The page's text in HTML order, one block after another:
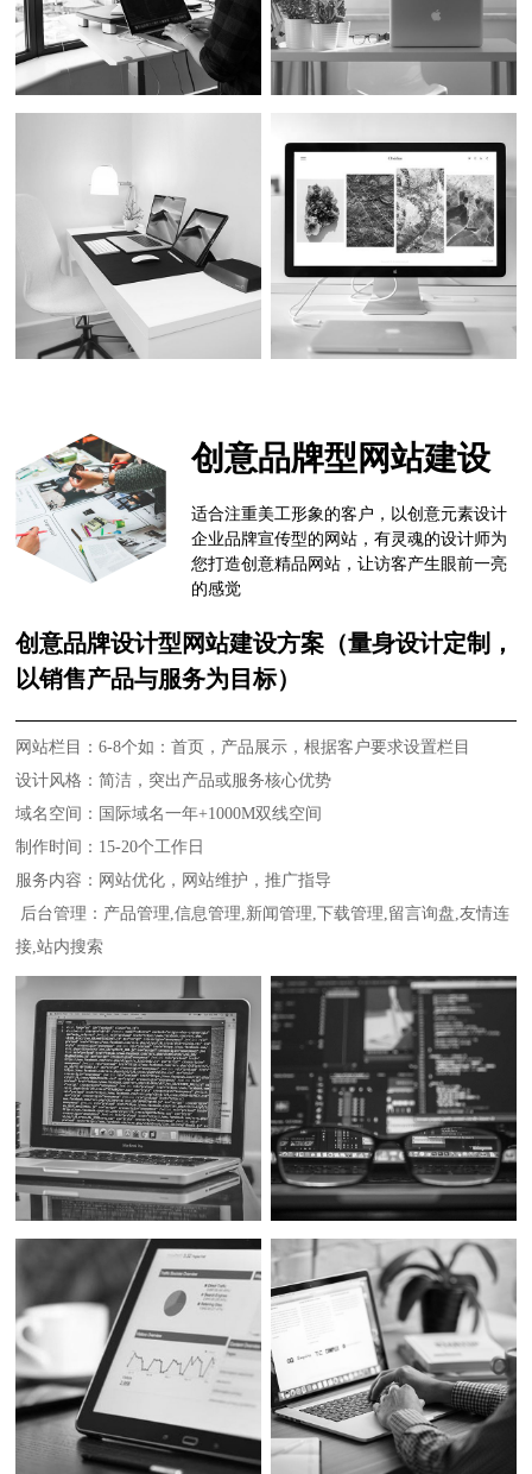
创意品牌型网站建设
适合注重美工形象的客户，以创意元素设计
企业品牌宣传型的网站，有灵魂的设计师为
您打造创意精品网站，让访客产生眼前一亮
的感觉
创意品牌设计型网站建设方案（量身设计定制，
以销售产品与服务为目标）
网站栏目：6-8个如：首页，产品展示，根据客户要求设置栏目
设计风格：简洁，突出产品或服务核心优势
域名空间：国际域名一年+1000M双线空间
制作时间：15-20个工作日
服务内容：网站优化，网站维护，推广指导
后台管理：产品管理,信息管理,新闻管理,下载管理,留言询盘,友情连
接,站内搜索